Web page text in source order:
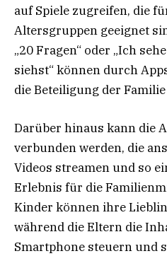
auf Spiele zugreifen, die
Altersgruppen geeignet
„20 Fragen“ oder „Ich
siehst“ können durch
die Beteiligung der
Darüber hinaus kann die
verbunden werden, die
Videos streamen und so
Erlebnis für die
Kinder können ihre
während die Eltern die
Smartphone steuern und